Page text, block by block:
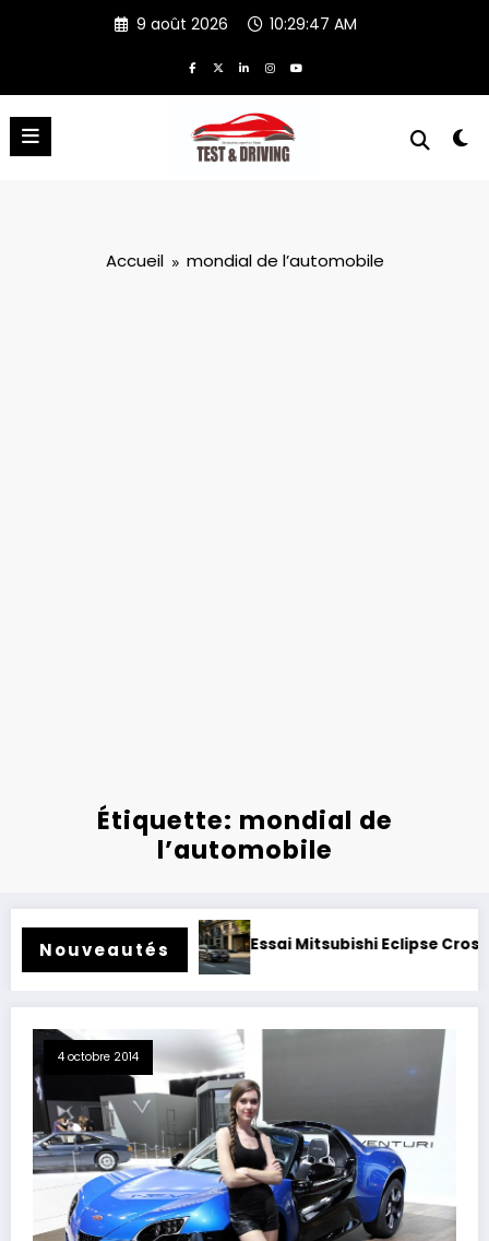
9 août 2026 10:29:48 AM
Accueil mondial de l’automobile
Étiquette: mondial de
l’automobile
Nouveautés
rétrofité. Essai Mitsubishi Eclipse Cross électrique
4 octobre 2014